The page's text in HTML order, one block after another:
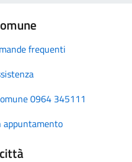
frequenti
0964 345111
appuntamento